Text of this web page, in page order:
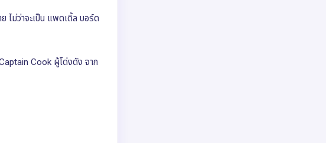
ไม่ว่าจะเป็น แพดเดิ้ล บอร์ด
Cook ผู้โด่งดัง จาก